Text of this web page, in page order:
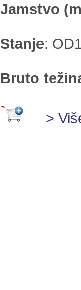
Jamstvo
Stanje:
Bruto
>